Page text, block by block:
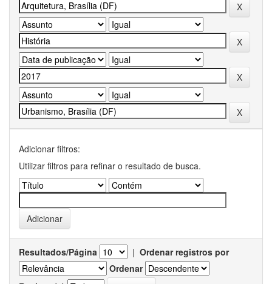
Adicionar filtros:
Utilizar filtros para refinar o resultado de busca.
Resultados/Página | Ordenar registros por
Ordenar